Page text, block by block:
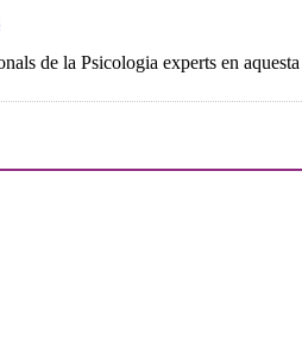
de la Psicologia experts en aquesta